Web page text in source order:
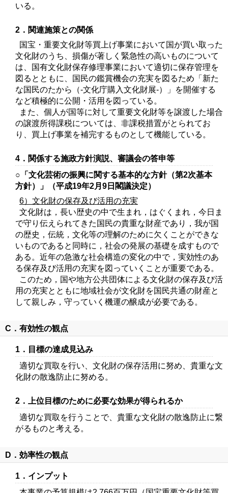
いる。
2．関連施策との関係
国宝・重要文化財等買上げ事業において国が買い取った
文化財のうち、損傷が著しく緊急性の高いものについて
は、国有文化財保存修理事業において適切に保存管理を
図るとともに、国民の鑑賞機会の充実を図るため「新た
な国民のたから（‐文化庁購入文化財展‐）」を開催する
など積極的に公開・活用を図っている。
また、個人が国等に対して重要文化財等を譲渡した場合
の譲渡所得課税については、非課税措置がとられてお
り、買上げ事業を補完するものとして機能している。
4．関係する施政方針演説、審議会の答申等
○「文化芸術の振興に関する基本的な方針（第2次基本
方針）」（平成19年2月9日閣議決定）
6）文化財の保存及び活用の充実
文化財は，長い歴史の中で生まれ，はぐくまれ，今日ま
で守り伝えられてきた国民の貴重な財産であり，我が国
の歴史，伝統，文化等の理解のために欠くことができな
いものであると同時に，社会の発展の基礎を成すもので
ある。近年の急激な社会構造の変化の中で，実効性のあ
る保存及び活用の充実を図っていくことが重要である。
このため，国や地方公共団体による文化財の保存及び活
用の充実とともに地域社会が文化財を国民共通の財産と
して親しみ，守っていく機運の醸成が必要である。
C．有効性の観点
1．目標の達成見込み
適切な買取を行い、文化財の保存活用に努め、貴重な文
化財の散逸防止に努める。
2．上位目標のために必要な効果が得られるか
適切な買取を行うことで、貴重な文化財の散逸防止に繋
がるものと考える。
D．効率性の観点
1．インプット